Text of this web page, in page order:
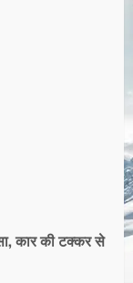
कार की टक्कर से